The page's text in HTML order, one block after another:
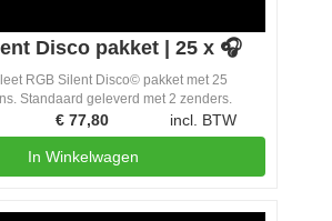
Disco pakket | 25 x 🎧
RGB Silent Disco© pakket met 25
Standaard geleverd met 2 zenders.
€ 77,80 incl. BTW
In Winkelwagen